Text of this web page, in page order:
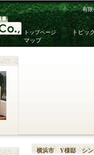
有
トップページ
トピッ
マップ
横浜市 Y様邸 シン